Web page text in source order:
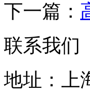
下一篇：
联系我们
地址：上